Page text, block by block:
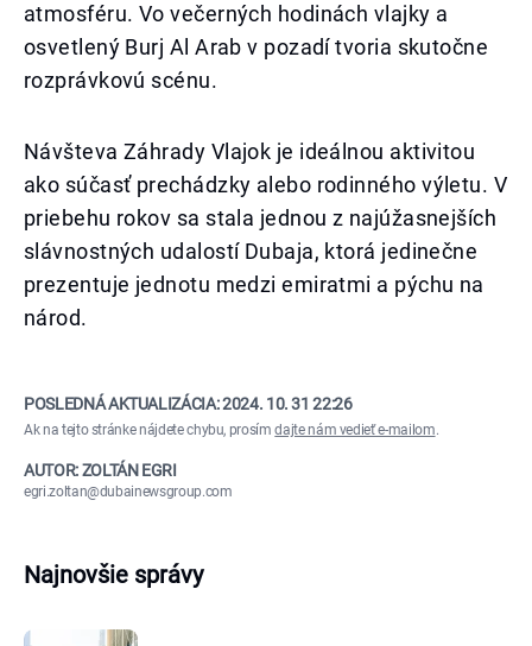
atmosféru. Vo večerných hodinách vlajky a
osvetlený Burj Al Arab v pozadí tvoria skutočne
rozprávkovú scénu.
Návšteva Záhrady Vlajok je ideálnou aktivitou
ako súčasť prechádzky alebo rodinného výletu. V
priebehu rokov sa stala jednou z najúžasnejších
slávnostných udalostí Dubaja, ktorá jedinečne
prezentuje jednotu medzi emiratmi a pýchu na
národ.
POSLEDNÁ AKTUALIZÁCIA:2024. 10. 31 22:26
Ak na tejto stránke nájdete chybu, prosímdajte nám vedieť e-mailom.
AUTOR: ZOLTÁN EGRI
egri.zoltan@dubainewsgroup.com
Najnovšie správy